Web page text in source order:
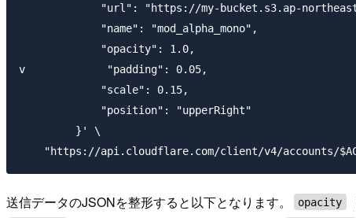
"url": "https://my-bucket.s3.ap-
             "name": "mod_alpha_mono",
             "opacity": 1.0,
v             "padding": 0.05,
             "scale": 0.15,
             "position": "upperRight"
         }' \
送信データのJSONを整形すると以下となります。 opacity